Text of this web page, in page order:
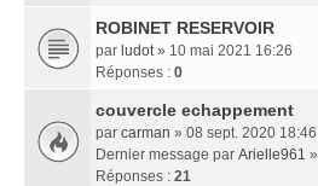
ROBINET RESERVOIR
par ludot» 10 mai 2021 16:26
Réponses : 0
couvercle echappement
par carman » 08 sept. 2020 18:46
Dernier message par Arielle961 »
Réponses : 21